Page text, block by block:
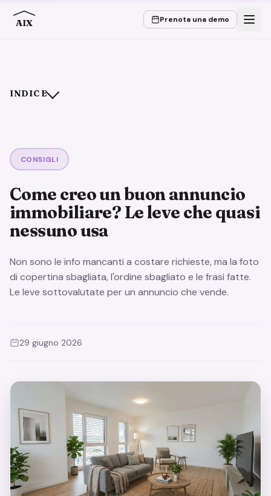
AIX Prenota una demo
INDICE
Tre leve che quasi nessuno usa consapevolmente
Più immagini non significa meglio
Collaudato
Meglio tralasciare
Conclusione
CONSIGLI
Come creo un buon annuncio
immobiliare? Le leve che quasi
nessuno usa
Non sono le info mancanti a costare richieste, ma la foto
di copertina sbagliata, l'ordine sbagliato e le frasi fatte.
Le leve sottovalutate per un annuncio che vende.
29 giugno 2026